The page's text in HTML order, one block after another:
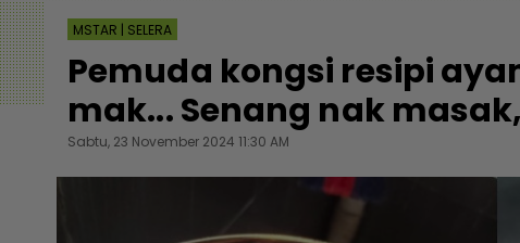
MSTAR | SELERA
Pemuda kongsi resipi
mak... Senang nak
Sabtu, 23 November 2024 11:30 AM